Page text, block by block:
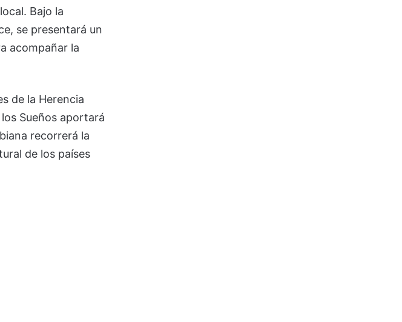
Bajo la
se presentará un
acompañar la
de la Herencia
Sueños aportará
recorrerá la
de los países